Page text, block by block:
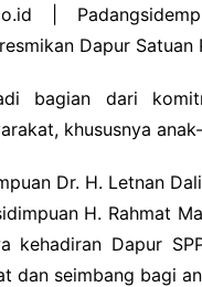
|
Dapur Satuan
bagian dari
khususnya
Dr. H. Letnan
H. Rahmat
kehadiran Dapur
dan seimbang bagi